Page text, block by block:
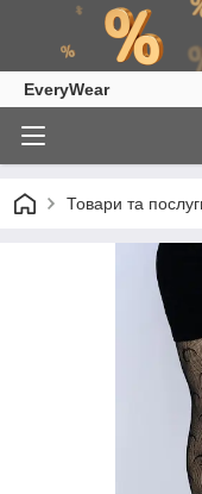
EveryWear
Товари та